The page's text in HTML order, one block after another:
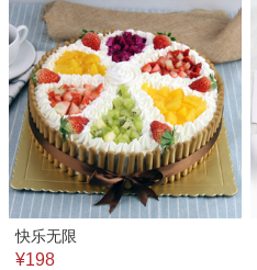
快乐无限
¥198